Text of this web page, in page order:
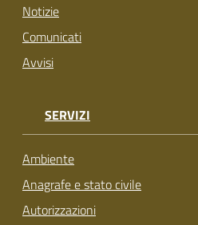
Notizie
Comunicati
Avvisi
SERVIZI
Ambiente
Anagrafe e stato civile
Autorizzazioni